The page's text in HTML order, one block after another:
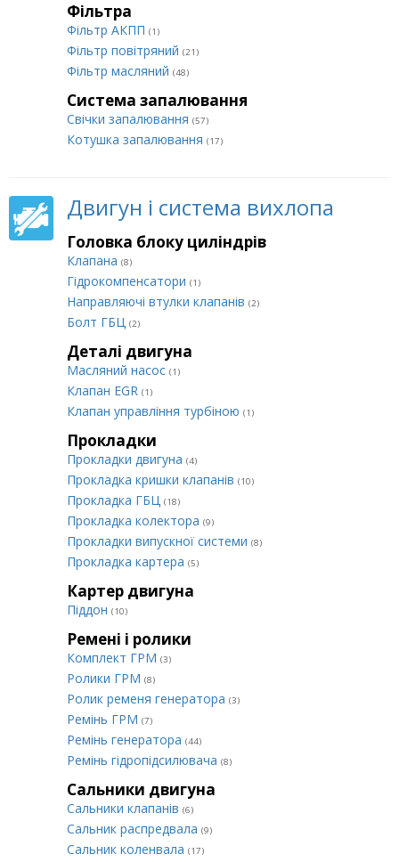
Фільтра
Фільтр АКПП (1)
Фільтр повітряний (21)
Фільтр масляний (48)
Система запалювання
Свічки запалювання (57)
Котушка запалювання (17)
Двигун і система вихлопа
Головка блоку циліндрів
Клапана (8)
Гідрокомпенсатори (1)
Направляючі втулки клапанів (2)
Болт ГБЦ (2)
Деталі двигуна
Масляний насос (1)
Клапан EGR (1)
Клапан управління турбіною (1)
Прокладки
Прокладки двигуна (4)
Прокладка кришки клапанів (10)
Прокладка ГБЦ (18)
Прокладка колектора (9)
Прокладки випускної системи (8)
Прокладка картера (5)
Картер двигуна
Піддон (10)
Ремені і ролики
Комплект ГРМ (3)
Ролики ГРМ (8)
Ролик ременя генератора (3)
Ремінь ГРМ (7)
Ремінь генератора (44)
Ремінь гідропідсилювача (8)
Сальники двигуна
Сальники клапанів (6)
Сальник распредвала (9)
Сальник коленвала (17)